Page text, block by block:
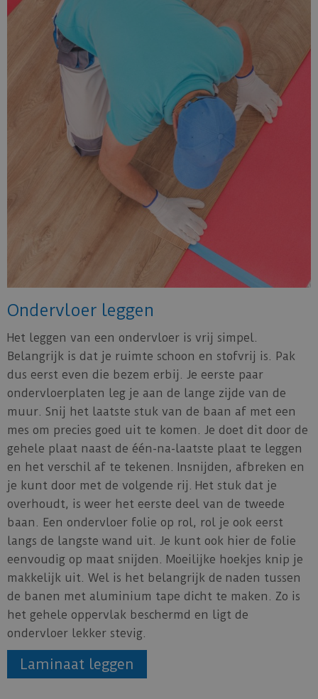
Ondervloer leggen
Het leggen van een ondervloer is vrij simpel.
Belangrijk is dat je ruimte schoon en stofvrij is. Pak
dus eerst even die bezem erbij. Je eerste paar
ondervloerplaten leg je aan de lange zijde van de
muur. Snij het laatste stuk van de baan af met een
mes om precies goed uit te komen. Je doet dit door de
gehele plaat naast de één-na-laatste plaat te leggen
en het verschil af te tekenen. Insnijden, afbreken en
je kunt door met de volgende rij. Het stuk dat je
overhoudt, is weer het eerste deel van de tweede
baan. Een ondervloer folie op rol, rol je ook eerst
langs de langste wand uit. Je kunt ook hier de folie
eenvoudig op maat snijden. Moeilijke hoekjes knip je
makkelijk uit. Wel is het belangrijk de naden tussen
de banen met aluminium tape dicht te maken. Zo is
het gehele oppervlak beschermd en ligt de
ondervloer lekker stevig.
Laminaat leggen